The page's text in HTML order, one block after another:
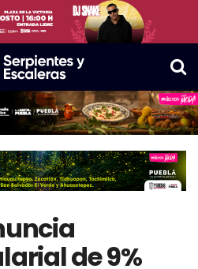
de 9%